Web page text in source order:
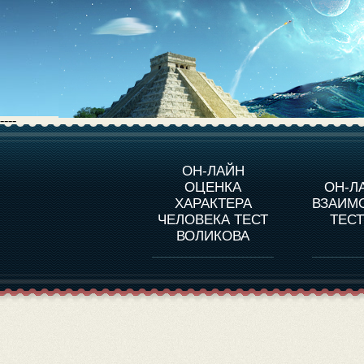
----
ОН-ЛАЙН
ОЦЕНКА
ХАРАКТЕРА
ЧЕЛОВЕКА ТЕСТ
ВОЛИКОВА
ОН-
О ПРОГРАММЕ
ОЦЕНКА ХАРАКТЕРA
ЧЕЛОВЕКА
ОЦЕНКА ХАРАКТЕРА
ВЫДАЮЩИХСЯ
ЛИЧНОСТЕЙ